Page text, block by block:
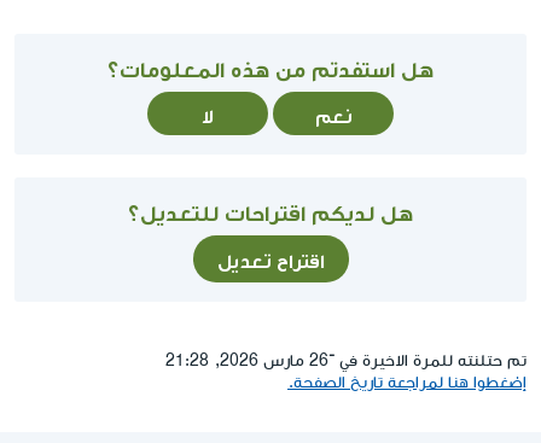
هل استفدتم من هذه المعلومات؟
نعم لا
هل لديكم اقتراحات للتعديل؟
اقتراح تعديل
تم حتلنته للمرة الاخيرة في ־26 مارس 2026, 21:28
إضغطوا هنا لمراجعة تاريخ الصفحة.